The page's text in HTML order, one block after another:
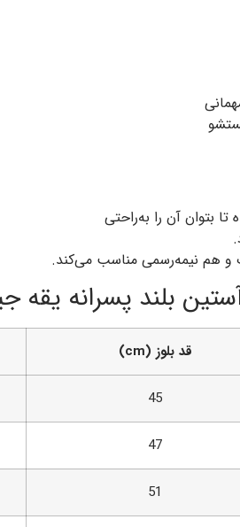
بتوان آن را به‌راحتی
و هم نیمه‌رسمی مناسب می‌کند.
بلند پسرانه یقه
قد بلوز (cm)
45
47
51